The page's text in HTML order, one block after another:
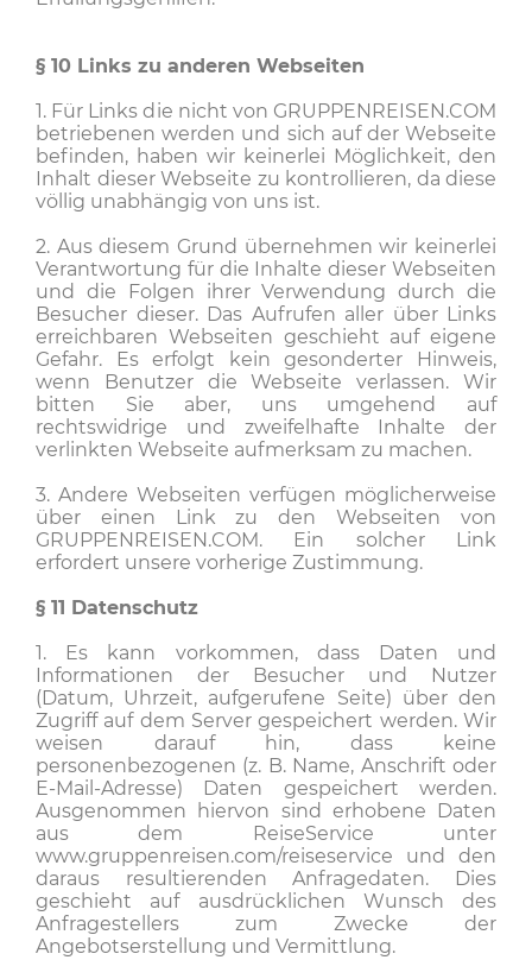
§ 10 Links zu anderen Webseiten
1. Für Links die nicht von GRUPPENREISEN.COM
betriebenen werden und sich auf der Webseite
befinden, haben wir keinerlei Möglichkeit, den
Inhalt dieser Webseite zu kontrollieren, da diese
völlig unabhängig von uns ist.
2. Aus diesem Grund übernehmen wir keinerlei
Verantwortung für die Inhalte dieser Webseiten
und die Folgen ihrer Verwendung durch die
Besucher dieser. Das Aufrufen aller über Links
erreichbaren Webseiten geschieht auf eigene
Gefahr. Es erfolgt kein gesonderter Hinweis,
wenn Benutzer die Webseite verlassen. Wir
bitten Sie aber, uns umgehend auf
rechtswidrige und zweifelhafte Inhalte der
verlinkten Webseite aufmerksam zu machen.
3. Andere Webseiten verfügen möglicherweise
über einen Link zu den Webseiten von
GRUPPENREISEN.COM. Ein solcher Link
erfordert unsere vorherige Zustimmung.
§ 11 Datenschutz
1. Es kann vorkommen, dass Daten und
Informationen der Besucher und Nutzer
(Datum, Uhrzeit, aufgerufene Seite) über den
Zugriff auf dem Server gespeichert werden. Wir
weisen darauf hin, dass keine
personenbezogenen (z. B. Name, Anschrift oder
E-Mail-Adresse) Daten gespeichert werden.
Ausgenommen hiervon sind erhobene Daten
aus dem ReiseService unter
www.gruppenreisen.com/reiseservice und den
daraus resultierenden Anfragedaten. Dies
geschieht auf ausdrücklichen Wunsch des
Anfragestellers zum Zwecke der
Angebotserstellung und Vermittlung.